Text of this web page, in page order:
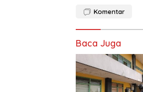
Komentar
Baca Juga